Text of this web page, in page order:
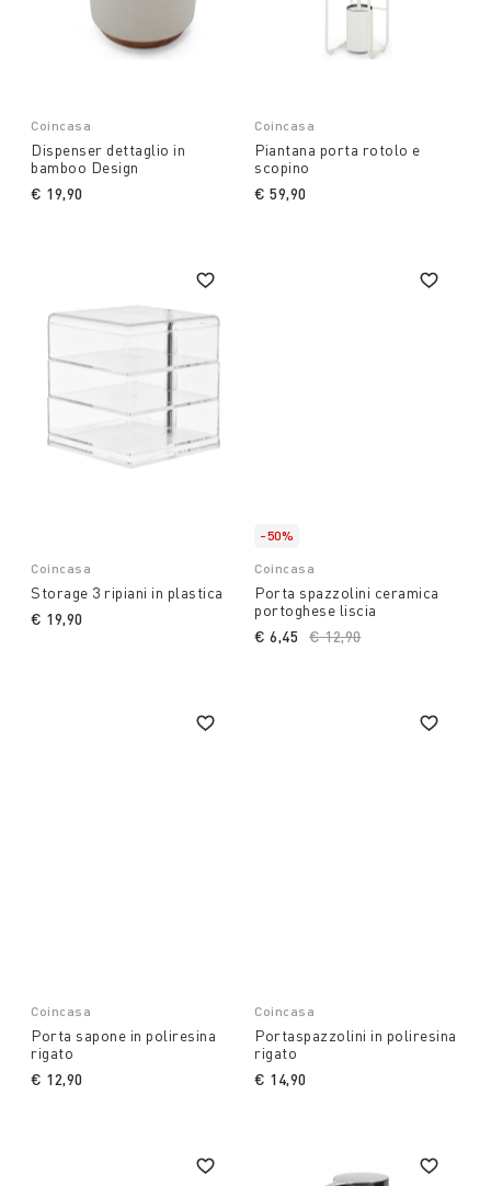
Coincasa
Dispenser dettaglio in
bamboo Design
€ 19,90
Coincasa
Piantana porta rotolo e
scopino
€ 59,90
Coincasa
Storage 3 ripiani in plastica
€ 19,90
-50%
Coincasa
Porta spazzolini ceramica
portoghese liscia
Price reduced from
€ 12,90to
€ 6,45
Coincasa
Porta sapone in poliresina
rigato
€ 12,90
Coincasa
Portaspazzolini in poliresina
rigato
€ 14,90